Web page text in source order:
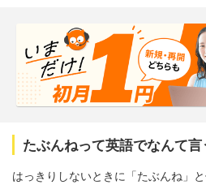
たぶんねって英語でなんて言
はっきりしないときに「たぶんね」と